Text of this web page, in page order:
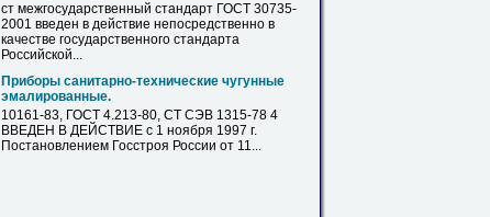
ст межгосударственный стандарт ГОСТ 30735-
2001 введен в действие непосредственно в
качестве государственного стандарта
Российской...
Приборы санитарно-технические чугунные
эмалированные.
10161-83, ГОСТ 4.213-80, СТ СЭВ 1315-78 4
ВВЕДЕН В ДЕЙСТВИЕ с 1 ноября 1997 г.
Постановлением Госстроя России от 11...